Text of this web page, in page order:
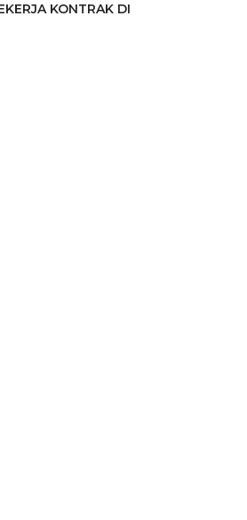
KONTRAK DI